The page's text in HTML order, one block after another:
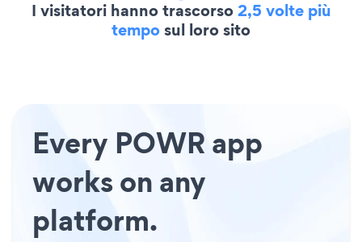
I visitatori hanno trascorso2,5 volte più
temposul loro sito
Every POWR app
works on any
platform.